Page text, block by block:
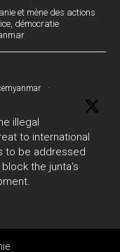
et mène des actions
démocratie
·
illegal
to international
to be addressed
the junta's